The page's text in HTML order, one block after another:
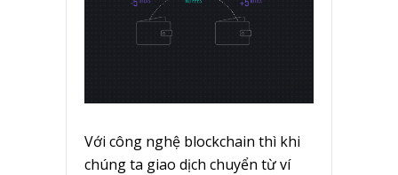
Với công nghệ blockchain thì khi
chúng ta giao dịch chuyển từ ví